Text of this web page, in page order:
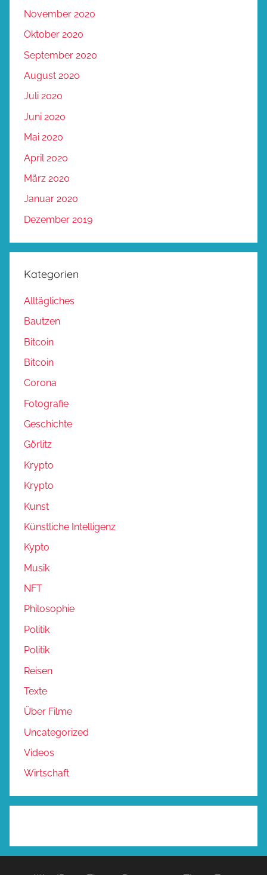
November 2020
Oktober 2020
September 2020
August 2020
Juli 2020
Juni 2020
Mai 2020
April 2020
März 2020
Januar 2020
Dezember 2019
Kategorien
Alltägliches
Bautzen
Bitcoin
Bitcoin
Corona
Fotografie
Geschichte
Görlitz
Krypto
Krypto
Kunst
Künstliche Intelligenz
Kypto
Musik
NFT
Philosophie
Politik
Politik
Reisen
Texte
Über Filme
Uncategorized
Videos
Wirtschaft